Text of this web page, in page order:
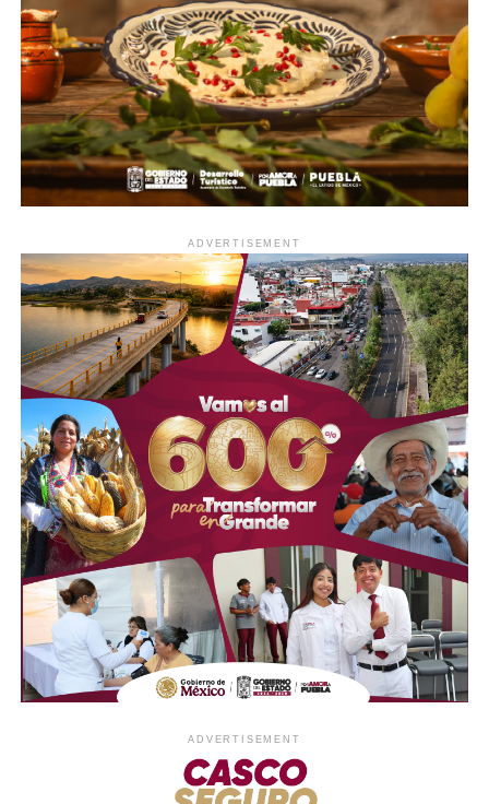
ADVERTISEMENT
ADVERTISEMENT